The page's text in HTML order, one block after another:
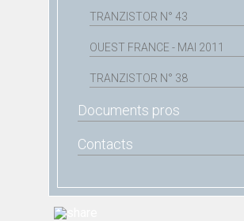
TRANZISTOR N° 43
OUEST FRANCE - MAI 2011
TRANZISTOR N° 38
Documents pros
Contacts